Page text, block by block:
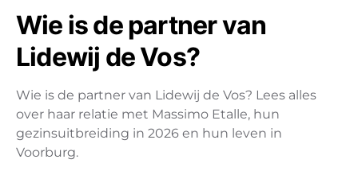
Wie is de partner van
Lidewij de Vos?
Wie is de partner van Lidewij de Vos? Lees alles
over haar relatie met Massimo Etalle, hun
gezinsuitbreiding in 2026 en hun leven in
Voorburg.